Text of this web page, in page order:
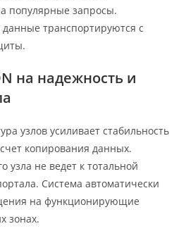
популярные запросы.
транспортируются с
на надежность и
узлов усиливает стабильность
копирования данных.
узла не ведет к тотальной
Система автоматически
на функционирующие
зонах.